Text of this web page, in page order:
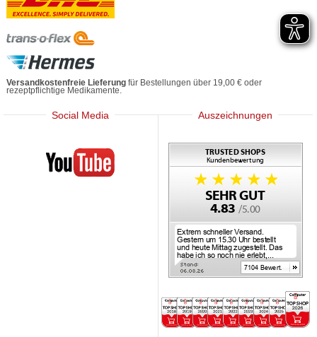
Versandkostenfreie Lieferung für Bestellungen über 19,00 € oder
rezeptpflichtige Medikamente.
Social Media
Mediherz
Auszeichnungen